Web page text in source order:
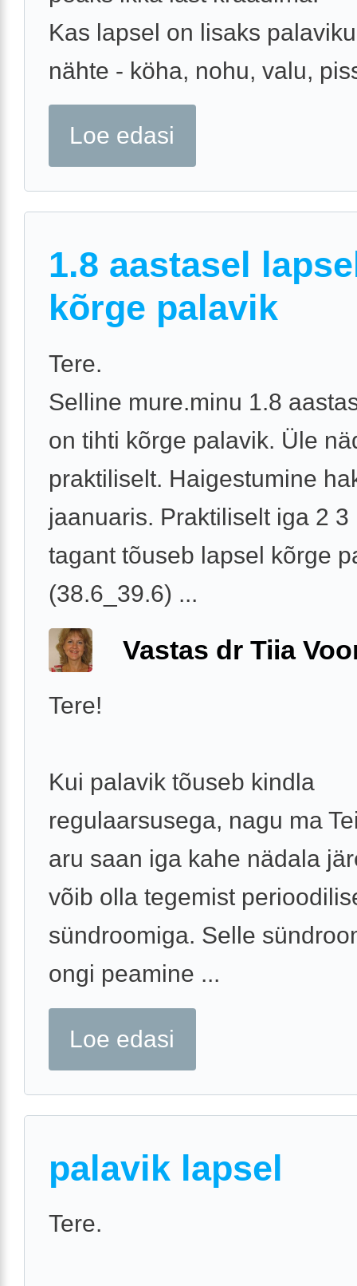
Kas lapsel on lisaks
nähte - köha, nohu, valu,
Loe edasi
1.8 aastasel
kõrge palavik
Tere.
Selline mure.minu 1.8
on tihti kõrge palavik. Üle
praktiliselt. Haigestumine
jaanuaris. Praktiliselt iga 2 3
tagant tõuseb lapsel kõrge
(38.6_39.6) ...
Vastas dr Tiia
Tere!
Kui palavik tõuseb kindla
regulaarsusega, nagu ma
aru saan iga kahe nädala
võib olla tegemist
sündroomiga. Selle
ongi peamine ...
Loe edasi
palavik lapsel
Tere.